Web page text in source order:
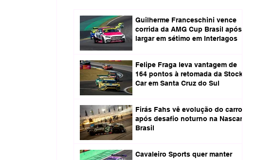
Guilherme Franceschini vence
corrida da AMG Cup Brasil após
largar em sétimo em Interlagos
Felipe Fraga leva vantagem de
164 pontos à retomada da Stock
Car em Santa Cruz do Sul
Firás Fahs vê evolução do carro
após desafio noturno na Nascar
Brasil
Cavaleiro Sports quer manter